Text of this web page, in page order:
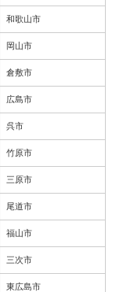
和歌山市
岡山市
倉敷市
広島市
呉市
竹原市
三原市
尾道市
福山市
三次市
東広島市